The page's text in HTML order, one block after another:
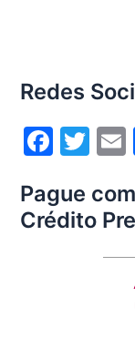
Redes
F
c
e
T
itt
er l
Pague
Crédito